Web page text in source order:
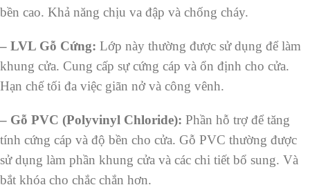
bền cao. Khả năng chịu va đập và chống cháy.
– LVL Gỗ Cứng: Lớp này thường được sử dụng để làm
khung cửa. Cung cấp sự cứng cáp và ổn định cho cửa.
Hạn chế tối đa việc giãn nở và công vênh.
– Gỗ PVC (Polyvinyl Chloride): Phần hỗ trợ để tăng
tính cứng cáp và độ bền cho cửa. Gỗ PVC thường được
sử dụng làm phần khung cửa và các chi tiết bổ sung. Và
bắt khóa cho chắc chắn hơn.